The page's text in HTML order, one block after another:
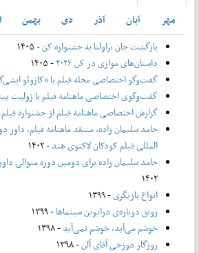
مهر
آبان آذر دی بهمن
بازگشت جان تراولتا به جشنواره کن- ۱۴۰۵
داستان‌های موازی در کن ۲۰۲۶
- ۱۴۰۵
گفت‌وگو اختصاصی مجله فیلم با «کازوئو
گفت‌وگوی اختصاصی ماهنامه فیلم با ژولیت
گزارش اختصاصی ماهنامه فیلم از جشنواره
حامد سلیمان زاده، منتقد ماهنامه فیلم، داور
المللی فیلم کودکان لاکنوی هند- ۱۴۰۲
حامد سلیمان زاده برای دومین دوره متوالی
۱۴۰۲
انواع بازیگری- ۱۳۹۹
رونق دوباره‌ی درایوین سینماها- ۱۳۹۹
خوشم می‌آید، خوشم نمی‌آید- ۱۳۹۸
روزگار دوزخی آقای آلن- ۱۳۹۸